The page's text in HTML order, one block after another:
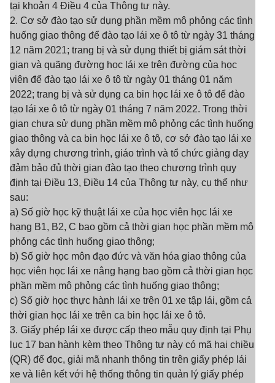
tại khoản 4 Điều 4 của Thông tư này.
2. Cơ sở đào tạo sử dụng phần mềm mô phỏng các tình
huống giao thông để đào tạo lái xe ô tô từ ngày 31 tháng
12 năm 2021; trang bị và sử dụng thiết bị giám sát thời
gian và quãng đường học lái xe trên đường của học
viên để đào tạo lái xe ô tô từ ngày 01 tháng 01 năm
2022; trang bị và sử dụng ca bin học lái xe ô tô để đào
tạo lái xe ô tô từ ngày 01 tháng 7 năm 2022. Trong thời
gian chưa sử dụng phần mềm mô phỏng các tình huống
giao thông và ca bin học lái xe ô tô, cơ sở đào tạo lái xe
xây dựng chương trình, giáo trình và tổ chức giảng dạy
đảm bảo đủ thời gian đào tạo theo chương trình quy
định tại Điều 13, Điều 14 của Thông tư này, cụ thể như
sau:
a) Số giờ học kỹ thuật lái xe của học viên học lái xe
hạng B1, B2, C bao gồm cả thời gian học phần mềm mô
phỏng các tình huống giao thông;
b) Số giờ học môn đạo đức và văn hóa giao thông của
học viên học lái xe nâng hạng bao gồm cả thời gian học
phần mềm mô phỏng các tình huống giao thông;
c) Số giờ học thực hành lái xe trên 01 xe tập lái, gồm cả
thời gian học lái xe trên ca bin học lái xe ô tô.
3. Giấy phép lái xe được cấp theo mẫu quy định tại Phụ
lục 17 ban hành kèm theo Thông tư này có mã hai chiều
(QR) để đọc, giải mã nhanh thông tin trên giấy phép lái
xe và liên kết với hệ thống thông tin quản lý giấy phép